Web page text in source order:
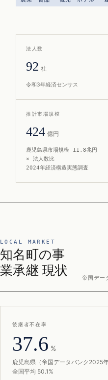
法人数
92 社
令和3年経済センサス
推計市場規模
424 億円
鹿児島県市場規模 11.8兆円
× 法人数比
2024年経済構造実態調査
LOCAL MARKET
知名町の事
業承継 現状
帝国デ
後継者不在率
37.6 %
鹿児島県（帝国データバンク2025年
全国平均 50.1%